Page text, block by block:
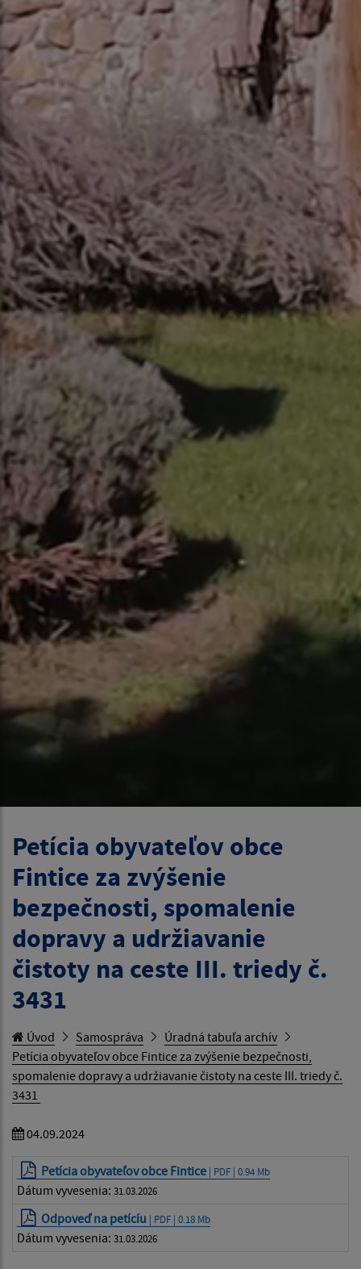
Petícia obyvateľov obce
Fintice za zvýšenie
bezpečnosti, spomalenie
dopravy a udržiavanie
čistoty na ceste III. triedy č.
3431
Úvod Samospráva
Úradná tabuľa archív
Petícia obyvateľov obce Fintice za zvýšenie bezpečnosti,
spomalenie dopravy a udržiavanie čistoty na ceste III. triedy č.
3431
04.09.2024
Petícia obyvateľov obce Fintice | PDF | 0.94 Mb
Dátum vyvesenia: 31.03.2026
Odpoveď na petícíu | PDF | 0.18 Mb
Dátum vyvesenia: 31.03.2026